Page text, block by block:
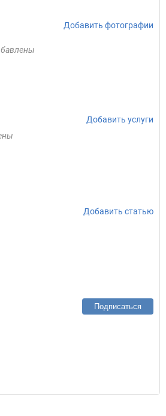
Добавить фотографии
Добавить услуги
Добавить статью
Подписаться